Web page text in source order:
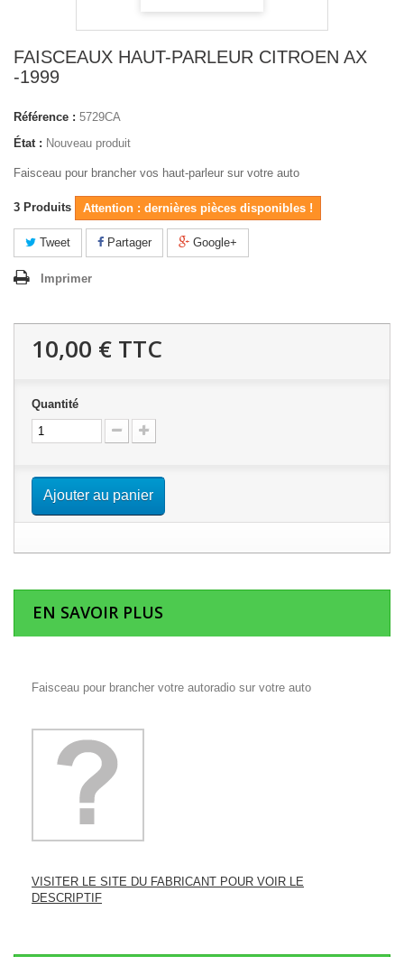
FAISCEAUX HAUT-PARLEUR CITROEN AX
-1999
Référence : 5729CA
État : Nouveau produit
Faisceau pour brancher vos haut-parleur sur votre auto
3 Produits Attention : dernières pièces disponibles !
Tweet Partager Google+
Imprimer
10,00 € TTC
Quantité
Ajouter au panier
EN SAVOIR PLUS
Faisceau pour brancher votre autoradio sur votre auto
VISITER LE SITE DU FABRICANT POUR VOIR LE
DESCRIPTIF